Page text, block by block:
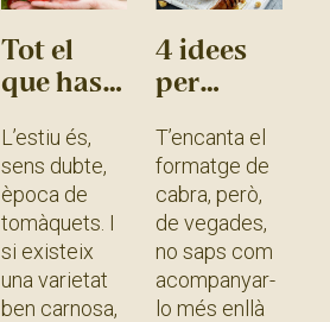
Tot el
que has
sobre el
tomàquet
rosa
ibèric
L’estiu és,
sens dubte,
època de
tomàquets. I
si existeix
una varietat
ben carnosa,
4 idees
per
el
formatge
de cabra
T’encanta el
formatge de
cabra, però,
de vegades,
no saps com
acompanyar-
lo més enllà